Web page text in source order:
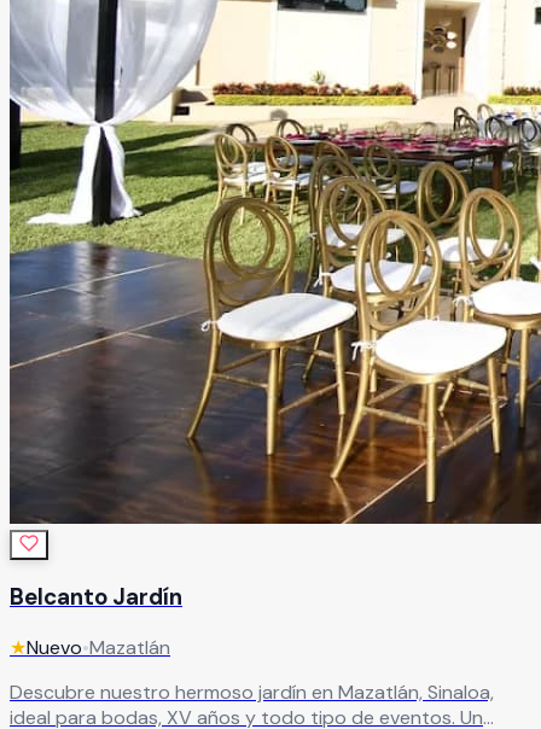
Belcanto Jardín
★Nuevo•Mazatlán
Descubre nuestro hermoso jardín en Mazatlán, Sinaloa,
ideal para bodas, XV años y todo tipo de eventos. Un